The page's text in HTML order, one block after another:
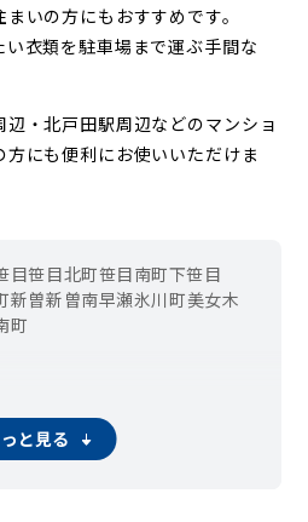
いの方にもおすすめです。
衣類を駐車場まで運ぶ手間な
・北戸田駅周辺などのマンショ
にも便利にお使いいただけま
目笹目北町笹目南町下笹目
新曽新曽南早瀬氷川町美女木
町
と見る